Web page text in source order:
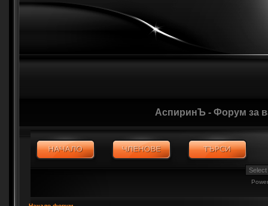
АспиринЪ - Форум за